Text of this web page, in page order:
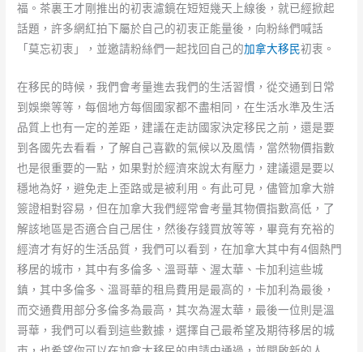
福。茶裏王才剛推出的初衷濾鏡在短短幾天上線後，就已經掀起
話題，許多網紅拍下屬於自己的初衷正能量後，向粉絲們喊話
「莫忘初衷」，並邀請粉絲們一起找回自己的加拿大移民初衷。
在移民的時候，我們會考量進去我們的生活習慣，從交通到日常
到娛樂等等，每個地方每個國家都不盡相同，在生活水準及生活
品質上也有一定的差距，建議在走訪國家決定移民之前，還是要
到各國先去看看，了解自己喜歡的氣候以及風情，當然物價指數
也是很重要的一點，如果對於經濟來說太有壓力，建議還是要以
穩地為好，避免走上歪路或是被利用。有此可見，儘管加拿大辦
簽證相對容易，但在加拿大我們經常會考量其物價指數高低，了
解該地區是否適合自己居住，然後存錢買放等等，畢竟有充裕的
經濟才有好的生活品質，我們可以看到，在加拿大其中有4個熱門
移居的城市，其中有多倫多、溫哥華、渥太華、卡加利這些城
鎮，其中多倫多、溫哥華的租烏費用是最高的，卡加利為最後，
而交通費用部分多倫多為最高，其次為渥太華，最後一位則是溫
哥華，我們可以看到這些數據，選擇自己最希望及期待移居的城